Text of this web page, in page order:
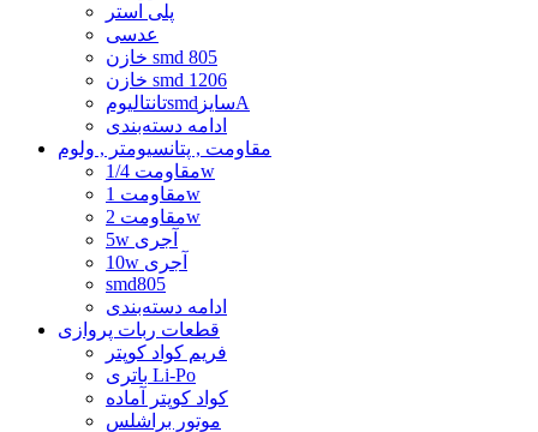
پلی استر
عدسی
خازن smd 805
خازن smd 1206
تانتالیومsmdسایزA
ادامه دسته‌بندی
مقاومت , پتانسیومتر , ولوم
مقاومت 1/4w
مقاومت 1w
مقاومت 2w
5w آجری
10w آجری
smd805
ادامه دسته‌بندی
قطعات ربات پروازی
فریم کواد کوپتر
باتری Li-Po
کواد کوپتر آماده
موتور براشلس